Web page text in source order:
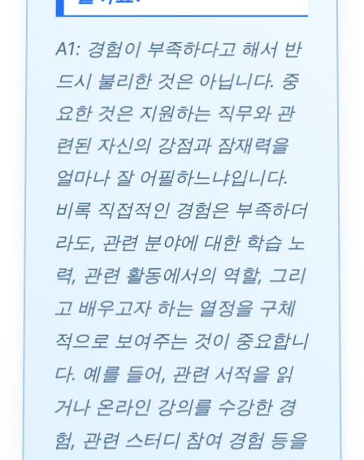
A1: 경험이 부족하다고 해서 반
드시 불리한 것은 아닙니다. 중
요한 것은 지원하는 직무와 관
련된 자신의 강점과 잠재력을
얼마나 잘 어필하느냐입니다.
비록 직접적인 경험은 부족하더
라도, 관련 분야에 대한 학습 노
력, 관련 활동에서의 역할, 그리
고 배우고자 하는 열정을 구체
적으로 보여주는 것이 중요합니
다. 예를 들어, 관련 서적을 읽
거나 온라인 강의를 수강한 경
험, 관련 스터디 참여 경험 등을